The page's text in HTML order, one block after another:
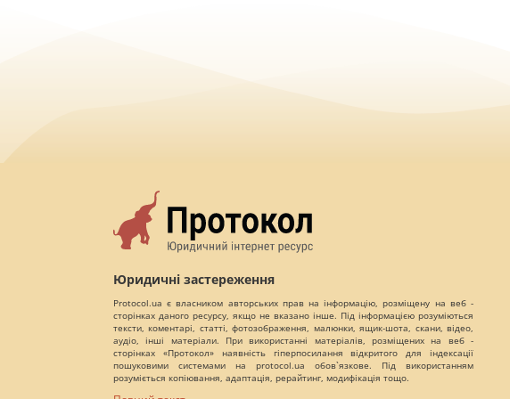
Юридичні застереження
Protocol.ua є власником авторських прав на інформацію, розміщену на веб -
сторінках даного ресурсу, якщо не вказано інше. Під інформацією розуміються
тексти, коментарі, статті, фотозображення, малюнки, ящик-шота, скани, відео,
аудіо, інші матеріали. При використанні матеріалів, розміщених на веб -
сторінках «Протокол» наявність гіперпосилання відкритого для індексації
пошуковими системами на protocol.ua обов`язкове. Під використанням
розуміється копіювання, адаптація, рерайтинг, модифікація тощо.